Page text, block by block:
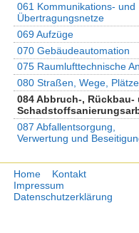
061 Kommunikations- und
Übertragungsnetze
069 Aufzüge
070 Gebäudeautomation
075 Raumlufttechnische
080 Straßen, Wege, Plätze
084 Abbruch-, Rückbau-
087 Abfallentsorgung,
Verwertung und
Home
Kontakt
Impressum
Datenschutzerklärung